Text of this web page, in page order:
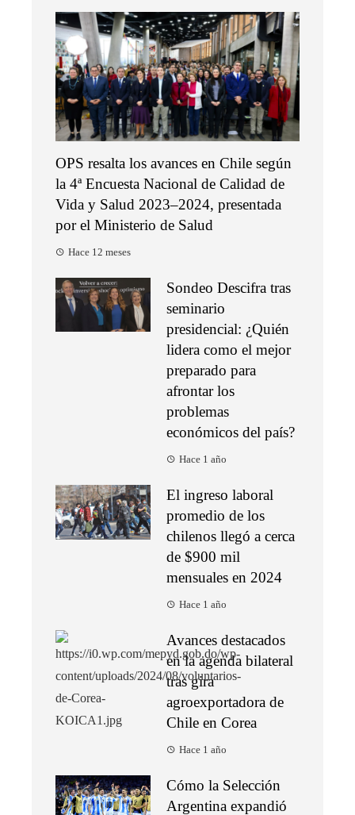
OPS resalta los avances en Chile según
la 4ª Encuesta Nacional de Calidad de
Vida y Salud 2023–2024, presentada
por el Ministerio de Salud
Hace 12 meses
Sondeo Descifra tras
seminario
presidencial: ¿Quién
lidera como el mejor
preparado para
afrontar los
problemas
económicos del país?
Hace 1 año
El ingreso laboral
promedio de los
chilenos llegó a cerca
de $900 mil
mensuales en 2024
Hace 1 año
Avances destacados
en la agenda bilateral
tras gira
agroexportadora de
Chile en Corea
Hace 1 año
Cómo la Selección
Argentina expandió